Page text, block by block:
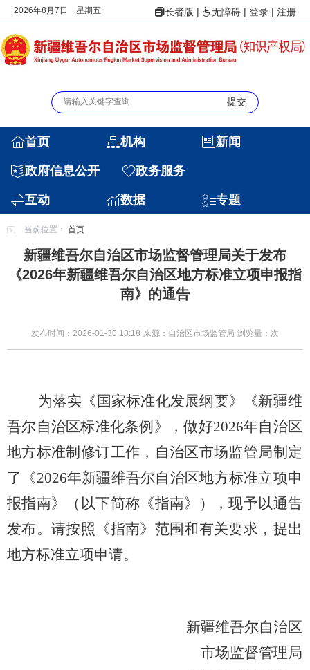
2026年8月7日 星期五 长者版 | 无障碍 | 登录 | 注册
首页 机构 新闻
政府信息公开 政务服务
互动 数据 专题
当前位置： 首页
新疆维吾尔自治区市场监督管理局关于发布
《2026年新疆维吾尔自治区地方标准立项申报指
南》的通告
发布时间：2026-01-30 18:18 来源：自治区市场监管局 浏览量： 次
为落实《国家标准化发展纲要》《新疆维
吾尔自治区标准化条例》，做好2026年自治区
地方标准制修订工作，自治区市场监管局制定
了《2026年新疆维吾尔自治区地方标准立项申
报指南》 （以下简称《指南》） ，现予以通告
发布。请按照 《指南》 范围和有关要求，提出
地方标准立项申请。
新疆维吾尔自治区
市场监督管理局